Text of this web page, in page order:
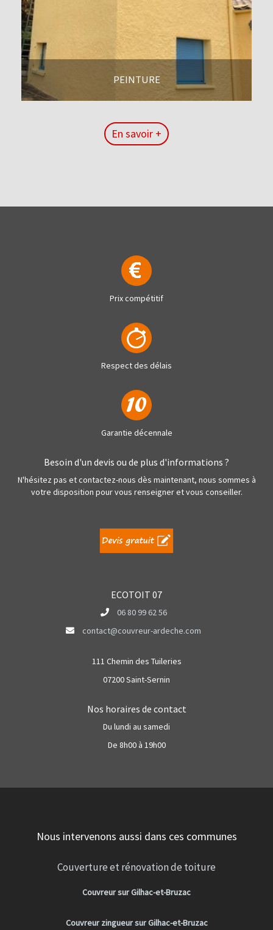
PEINTURE
En savoir +
Prix compétitif
Respect des délais
Garantie décennale
Besoin d'un devis ou de plus d'informations ?
N'hésitez pas et contactez-nous dès maintenant, nous sommes à
votre disposition pour vous renseigner et vous conseiller.
ECOTOIT 07
06 80 99 62 56
contact@couvreur-ardeche.com
111 Chemin des Tuileries
07200 Saint-Sernin
Nos horaires de contact
Du lundi au samedi
De 8h00 à 19h00
Nous intervenons aussi dans ces communes
Couverture et rénovation de toiture
Couvreur sur Gilhac-et-Bruzac
Couvreur zingueur sur Gilhac-et-Bruzac